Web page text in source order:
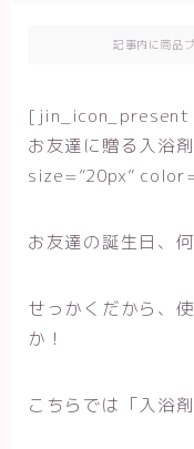
記事内に商品
お友達に贈る入浴
size=”20px”
お友達の誕生日、
せっかくだから、
か！
こちらでは「入浴